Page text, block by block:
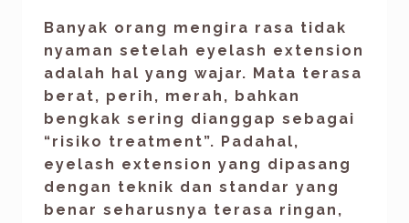
Banyak orang mengira rasa tidak
nyaman setelah eyelash extension
adalah hal yang wajar. Mata terasa
berat, perih, merah, bahkan
bengkak sering dianggap sebagai
“risiko treatment”. Padahal,
eyelash extension yang dipasang
dengan teknik dan standar yang
benar seharusnya terasa ringan,